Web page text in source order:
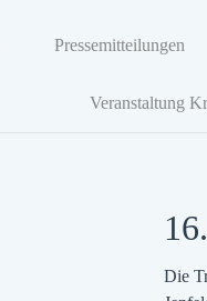
Pressemitteilungen
Veranstaltung
Die